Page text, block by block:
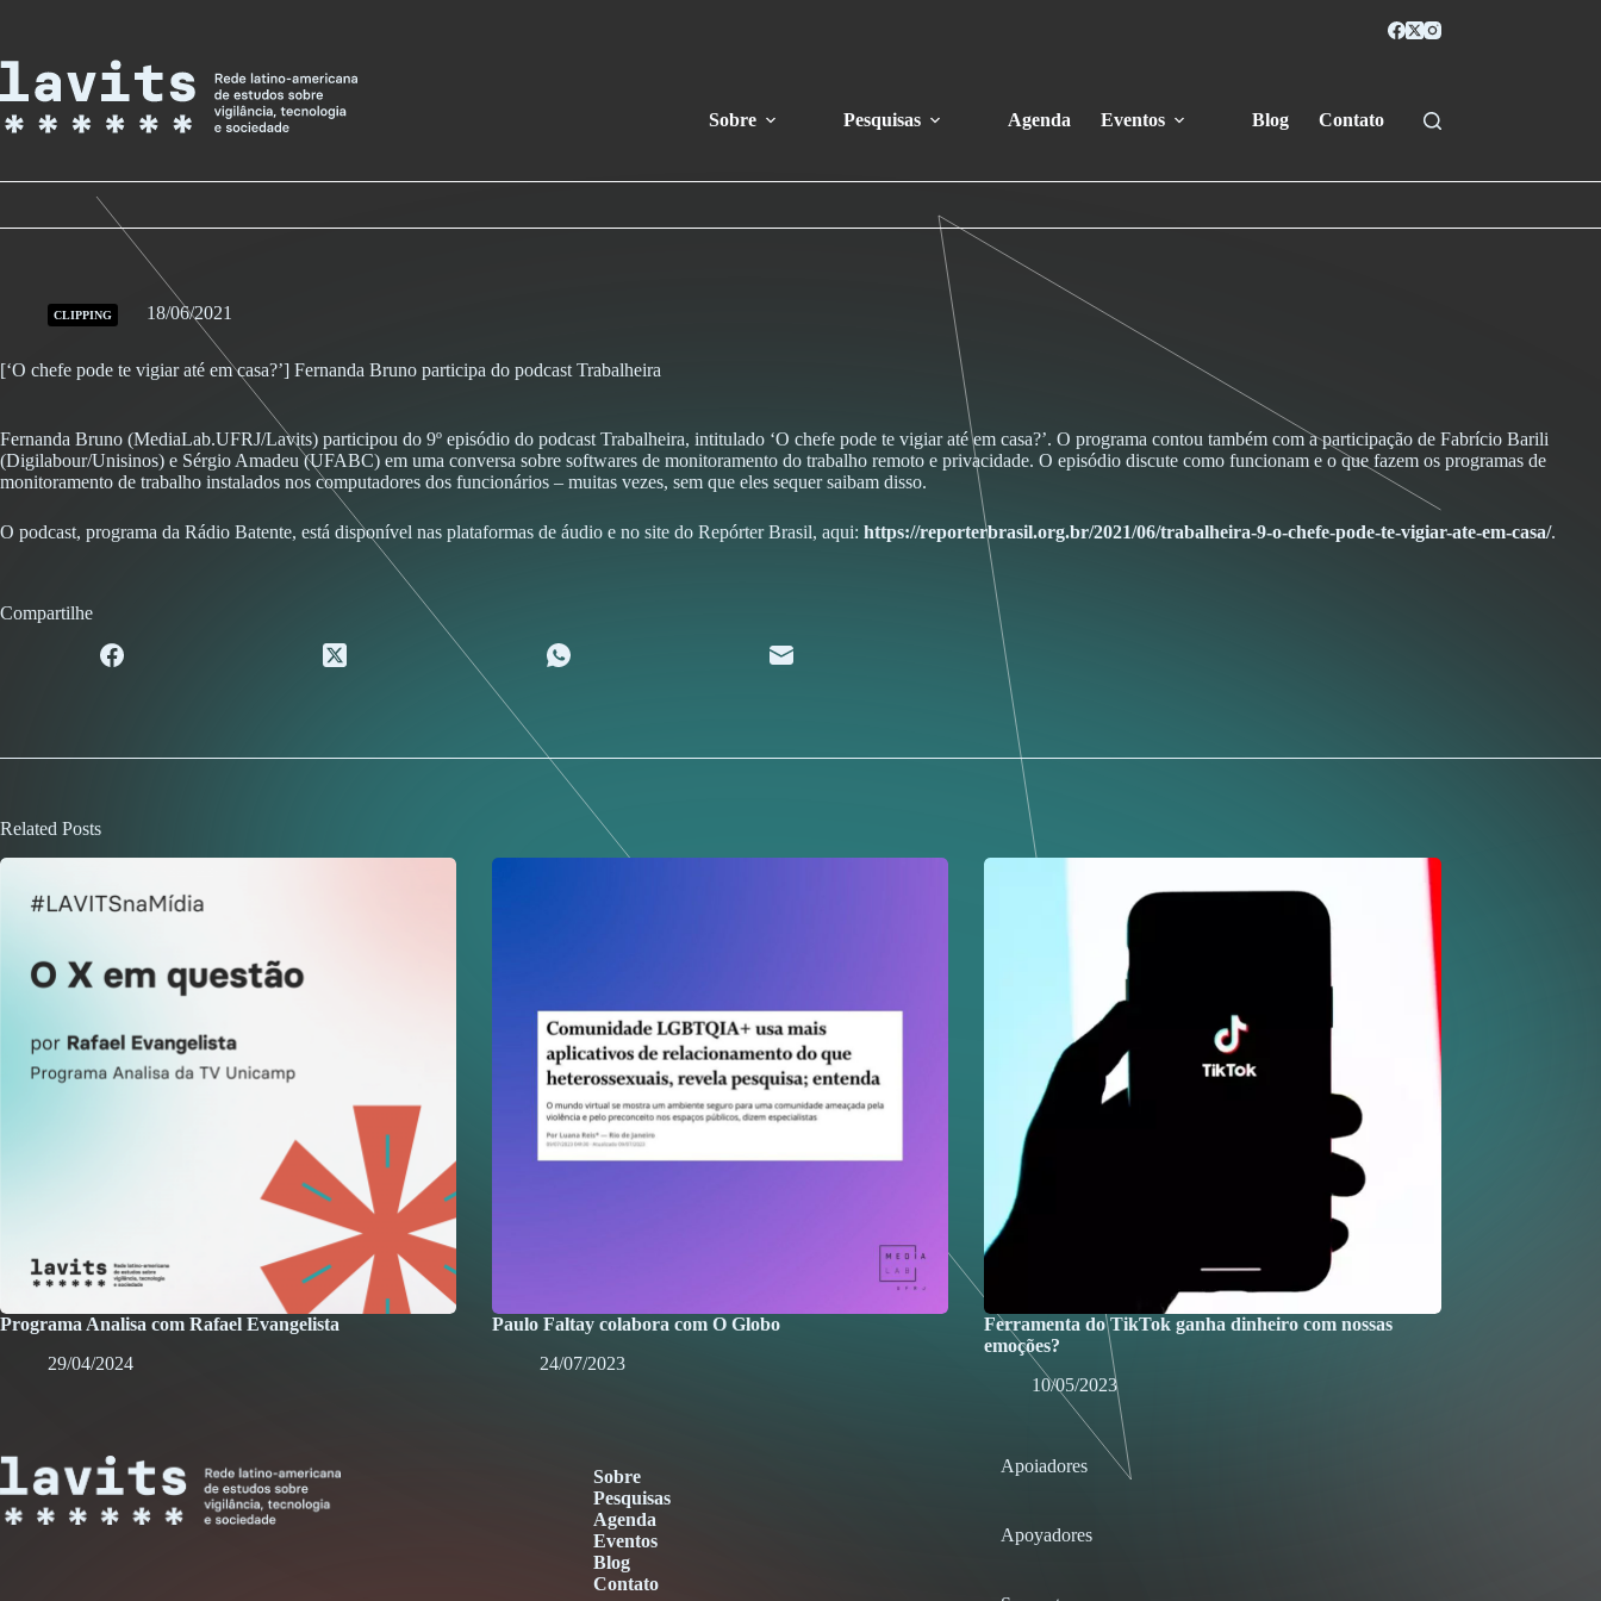
Sobre Pesquisas Agenda Eventos Blog Contato
CLIPPING 18/06/2021
[‘O chefe pode te vigiar até em casa?’] Fernanda Bruno participa do podcast Trabalheira
Fernanda Bruno (MediaLab.UFRJ/Lavits) participou do 9º episódio do podcast Trabalheira, intitulado ‘O chefe pode te vigiar até em casa?’. O programa contou também com a participação de Fabrício Barili
(Digilabour/Unisinos) e Sérgio Amadeu (UFABC) em uma conversa sobre softwares de monitoramento do trabalho remoto e privacidade. O episódio discute como funcionam e o que fazem os programas de
monitoramento de trabalho instalados nos computadores dos funcionários – muitas vezes, sem que eles sequer saibam disso.
O podcast, programa da Rádio Batente, está disponível nas plataformas de áudio e no site do Repórter Brasil, aqui: https://reporterbrasil.org.br/2021/06/trabalheira-9-o-chefe-pode-te-vigiar-ate-em-casa/.
Compartilhe
Related Posts
Programa Analisa com Rafael Evangelista
29/04/2024
Paulo Faltay colabora com O Globo
24/07/2023
Ferramenta do TikTok ganha dinheiro com nossas
emoções?
10/05/2023
Sobre
Pesquisas
Agenda
Eventos
Blog
Contato
Apoiadores
Apoyadores